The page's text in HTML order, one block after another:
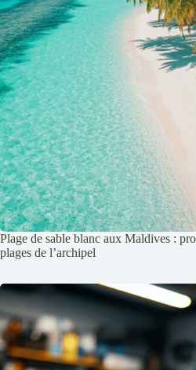
Plage de sable blanc aux Maldives :
plages de l’archipel